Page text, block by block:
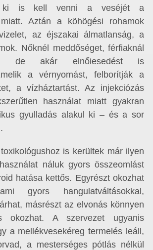
ki is kell venni a veséjét a
Aztán a köhögési rohamok
az éjszakai álmatlanság, a
Nőknél meddőséget, férfiaknál
de akár elnőiesedést is
a vérnyomást, felborítják a
a vízháztartást. Az injekciózás
használat miatt gyakran
gyulladás alakul ki – és a sor
is kerültek már ilyen
náluk gyors összeomlást
hatása kettős. Egyrészt okozhat
gyors hangulatváltásokkal,
másrészt az elvonás könnyen
okozhat. A szervezet ugyanis
a mellékvesekéreg termelés leáll,
a mesterséges pótlás nélkül